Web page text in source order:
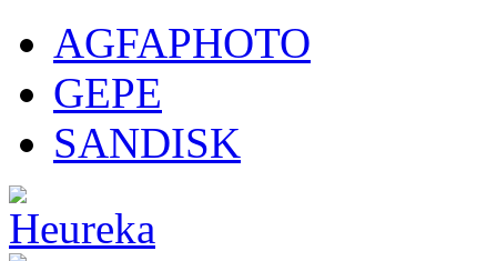
AGFAPHOTO
GEPE
SANDISK